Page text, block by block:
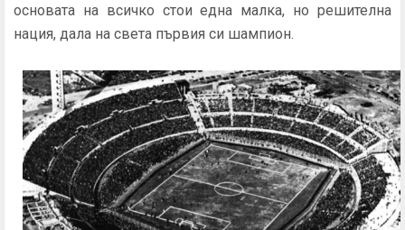
основата на всичко стои една малка, но решителна
нация, дала на света първия си шампион.